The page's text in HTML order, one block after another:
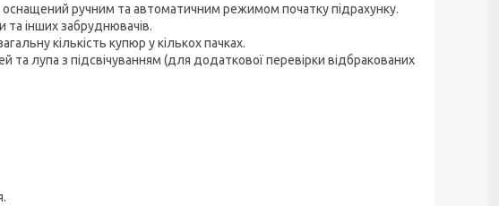
ручним та автоматичним режимом початку підрахунку.
інших забруднювачів.
кількість купюр у кількох пачках.
лупа з підсвічуванням (для додаткової перевірки відбракованих